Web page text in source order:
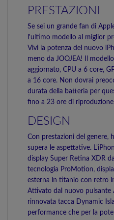
PRESTAZIONI
Se sei un grande fan di
l'ultimo modello al miglior
Vivi la potenza del nuovo
meno da JOOJEA! Il
aggiornato, CPU a 6 core,
a 16 core. Non dovrai
durata della batteria per
fino a 23 ore di
DESIGN
Con prestazioni del genere,
supera le aspettative.
display Super Retina XDR
tecnologia ProMotion,
esterna in titanio con retro
Attivato dal nuovo pulsante
rinnovata tacca Dynamic
performance che per la